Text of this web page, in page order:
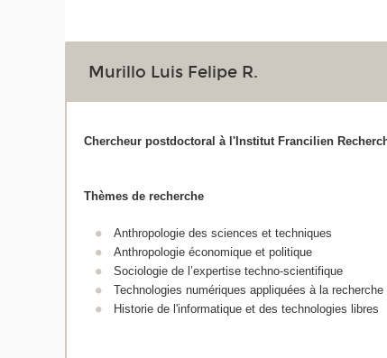
Murillo Luis Felipe R.
Chercheur postdoctoral à l'Institut Francilien
Thèmes de recherche
Anthropologie des sciences et techniques
Anthropologie économique et politique
Sociologie de l’expertise techno-scientifique
Technologies numériques appliquées à la recherche
Historie de l'informatique et des technologies libres